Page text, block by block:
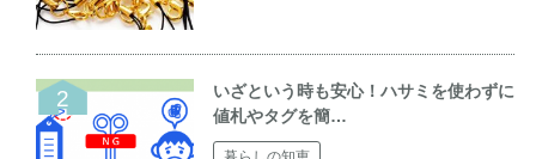
いざという時も安心！ハサミを使わずに
値札やタグを簡…